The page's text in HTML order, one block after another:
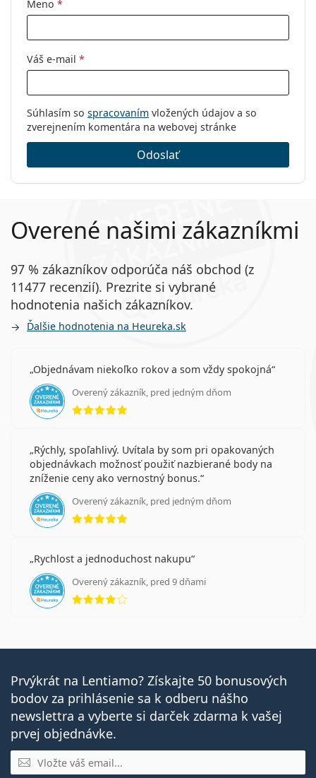
Meno *
Váš e-mail *
Súhlasím so spracovaním vložených údajov a so
zverejnením komentára na webovej stránke
Odoslať
Overené našimi zákazníkmi
97 % zákazníkov odporúča náš obchod (z
11477 recenzií). Prezrite si vybrané
hodnotenia našich zákazníkov.
Ďalšie hodnotenia na Heureka.sk
Objednávam niekoľko rokov a som vždy spokojná
Overený zákazník, pred jedným dňom
hodnotenie 5 z 5
Rýchly, spoľahlivý. Uvítala by som pri opakovaných
objednávkach možnosť použiť nazbierané body na
zníženie ceny ako vernostný bonus.
Overený zákazník, pred jedným dňom
hodnotenie 5 z 5
Rychlost a jednoduchost nakupu
Overený zákazník, pred 9 dňami
hodnotenie 4 z 5
Prvýkrát na Lentiamo? Získajte 50 bonusových
bodov za prihlásenie sa k odberu nášho
newslettra a vyberte si darček zdarma k vašej
prvej objednávke.
E-mail